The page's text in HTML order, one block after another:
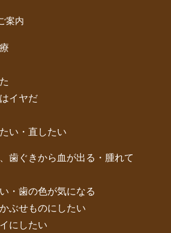
案内
イヤだ
い・直したい
歯ぐきから血が出る・腫れて
・歯の色が気になる
ぶせものにしたい
にしたい